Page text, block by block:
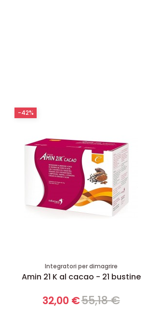
Integratori per dimagrire
Amin 21 K al cacao - 21 bustine
32,00 €55,18 €
-42%